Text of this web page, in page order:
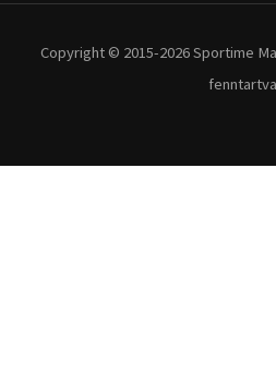
Copyright © 2015-2026 Sportime